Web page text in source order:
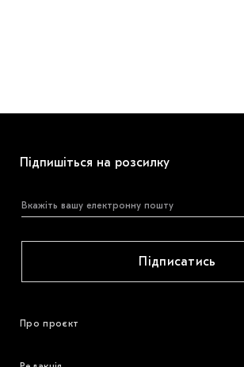
Підпишіться на розсилку
Підписатись
Про проєкт